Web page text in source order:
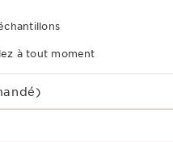
à tout moment